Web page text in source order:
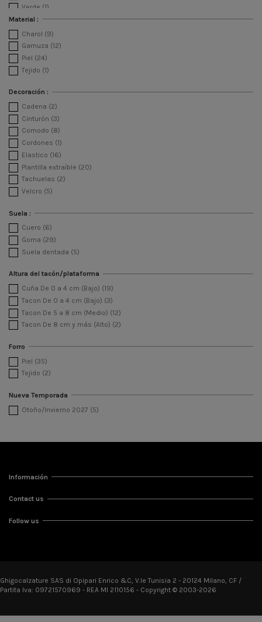
Verde (1)
Material :
Charol (9)
Gamuza (12)
Piel (24)
Tejido (1)
Decoración :
Cadena (2)
Cinturón (3)
Comodo (8)
Cordones (1)
Elastico (16)
Plantilla extraíble (20)
Tachuelas (2)
Velcro (5)
Suela :
Cuero (6)
Goma (29)
Suela dentada (5)
Altura del tacón/plataforma
Cuña De 0 a 4 cm (Bajo) (19)
Tacon De 0 a 4 cm (Bajo) (3)
Tacon De 5 a 8 cm (Medio) (12)
Tacon De 8 cm y más (Alto) (2)
Forro
Piel (35)
Tejido (2)
Nueva Temporada
Otoño/Invierno 2027 (5)
Información
Contact us
Follow us
Ghigocalzature SAS di Opipari Enrico &C, V.le Tunisia 2 - 20124 Milano, CF /
Partita Iva: 09721570969 - REA MI 2110156 - Copyright © 2003-2026